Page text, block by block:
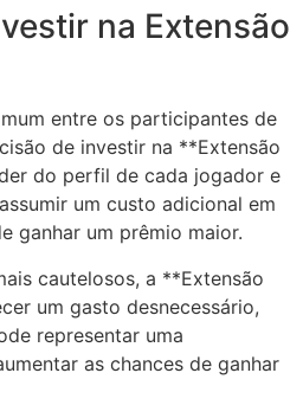
na Extensão
entre os participantes de
de investir na **Extensão
do perfil de cada jogador e
um custo adicional em
ganhar um prêmio maior.
cautelosos, a **Extensão
um gasto desnecessário,
representar uma
as chances de ganhar